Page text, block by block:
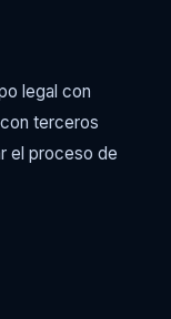
legal con
terceros
el proceso de